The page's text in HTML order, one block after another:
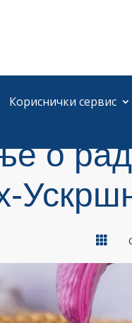
Кориснички сервис
о
